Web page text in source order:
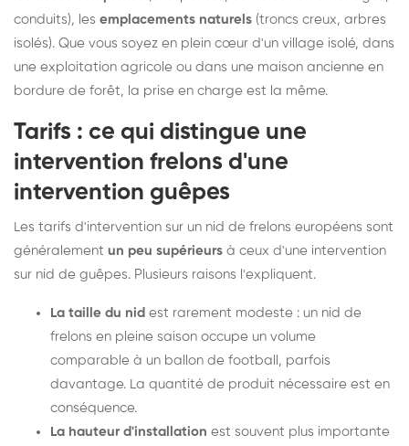
conduits), les emplacements naturels (troncs creux, arbres
isolés). Que vous soyez en plein cœur d'un village isolé, dans
une exploitation agricole ou dans une maison ancienne en
bordure de forêt, la prise en charge est la même.
Tarifs : ce qui distingue une
intervention frelons d'une
intervention guêpes
Les tarifs d'intervention sur un nid de frelons européens sont
généralement un peu supérieurs à ceux d'une intervention
sur nid de guêpes. Plusieurs raisons l'expliquent.
La taille du nid est rarement modeste : un nid de
frelons en pleine saison occupe un volume
comparable à un ballon de football, parfois
davantage. La quantité de produit nécessaire est en
conséquence.
La hauteur d'installation est souvent plus importante